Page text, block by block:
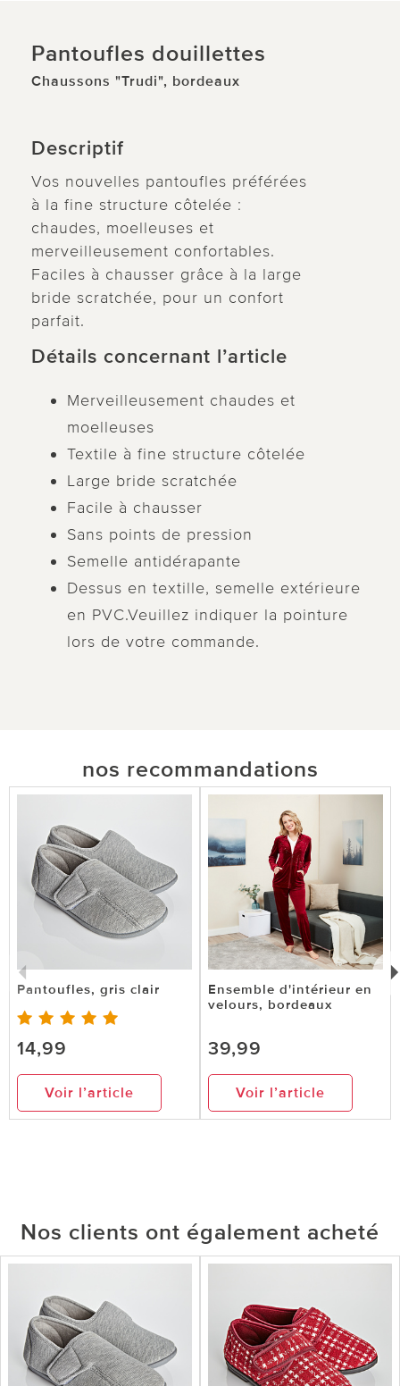
Pantoufles douillettes
Chaussons "Trudi", bordeaux
Descriptif
Vos nouvelles pantoufles préférées
à la fine structure côtelée :
chaudes, moelleuses et
merveilleusement confortables.
Faciles à chausser grâce à la large
bride scratchée, pour un confort
parfait.
Détails concernant l’article
Merveilleusement chaudes et
moelleuses
Textile à fine structure côtelée
Large bride scratchée
Facile à chausser
Sans points de pression
Semelle antidérapante
Dessus en textille, semelle extérieure
en PVC.Veuillez indiquer la pointure
lors de votre commande.
nos recommandations
Pantoufles, gris clair
14,99
Voir l’article
Ensemble d'intérieur en
velours, bordeaux
39,99
Voir l’article
Nos clients ont également acheté